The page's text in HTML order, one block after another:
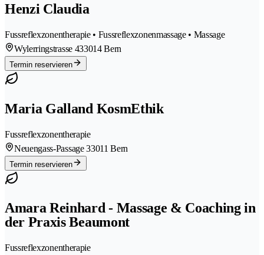
Henzi Claudia
Fussreflexzonentherapie • Fussreflexzonenmassage • Massage
Wylerringstrasse 433014 Bern
Termin reservieren
Maria Galland KosmEthik
Fussreflexzonentherapie
Neuengass-Passage 33011 Bern
Termin reservieren
Amara Reinhard - Massage & Coaching in
der Praxis Beaumont
Fussreflexzonentherapie